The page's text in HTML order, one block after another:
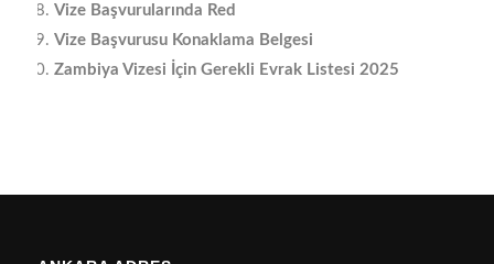
Vize Başvurularında Red
Vize Başvurusu Konaklama Belgesi
Zambiya Vizesi İçin Gerekli Evrak Listesi 2025